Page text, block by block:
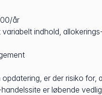
år
indhold,
er der risiko
er løbende